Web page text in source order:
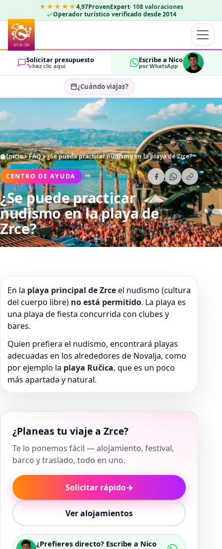
★★★★★4,97ProvenExpert· 108 valoraciones
Operador turístico verificado desde 2014
Solicitar presupuesto
haz clic aquí
Escribe a Nico
por WhatsApp
¿Cuándo viajas?
Seleccionar fechas…
HUÉSPEDES
2 OK
Inicio FAQ ¿Se puede practicar nudismo en la playa de Zrce?
CENTRO DE AYUDA
¿Se puede practicar
nudismo en la playa de
Zrce?
En la playa principal de Zrceel nudismo (cultura
del cuerpo libre) no está permitido. La playa es
una playa de fiesta concurrida con clubes y
bares.
Quien prefiera el nudismo, encontrará playas
adecuadas en los alrededores de Novalja, como
por ejemplo la playa Ručica, que es un poco
más apartada y natural.
¿Planeas tu viaje a Zrce?
Te lo ponemos fácil — alojamiento, festival,
barco y traslado, todo en uno.
Solicitar rápido→
Ver alojamientos
¿Prefieres directo? Escribe a Nico